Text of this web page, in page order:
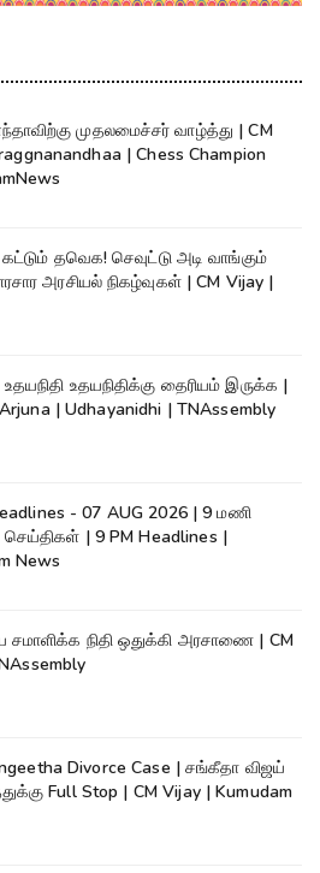
முதலமைச்சர் வாழ்த்து | CM
| Chess Champion
கட்டும் தவெக! செவுட்டு அடி வாங்கும்
அரசியல் நிகழ்வுகள் | CM Vijay |
உதயநிதிக்கு தைரியம் இருக்க |
| Udhayanidhi | TNAssembly
- 07 AUG 2026 | 9 மணி
செய்திகள் | 9 PM Headlines |
News
சமாளிக்க நிதி ஒதுக்கி அரசாணை | CM
Divorce Case | சங்கீதா விஜய்
Full Stop | CM Vijay | Kumudam